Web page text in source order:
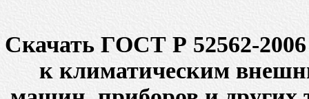
Скачать ГОСТ Р 52562-
к климатическим